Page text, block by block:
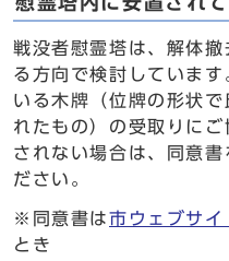
戦没者慰霊塔は、解体
る方向で検討していま
いる木牌（位牌の形状
れたもの）の受取りに
されない場合は、同意
ださい。
※同意書は市ウェブサイ
とき